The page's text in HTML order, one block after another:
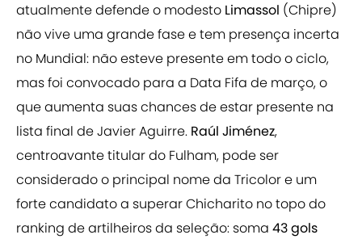
atualmente defende o modesto Limassol (Chipre)
não vive uma grande fase e tem presença incerta
no Mundial: não esteve presente em todo o ciclo,
mas foi convocado para a Data Fifa de março, o
que aumenta suas chances de estar presente na
lista final de Javier Aguirre. Raúl Jiménez,
centroavante titular do Fulham, pode ser
considerado o principal nome da Tricolor e um
forte candidato a superar Chicharito no topo do
ranking de artilheiros da seleção: soma 43 gols